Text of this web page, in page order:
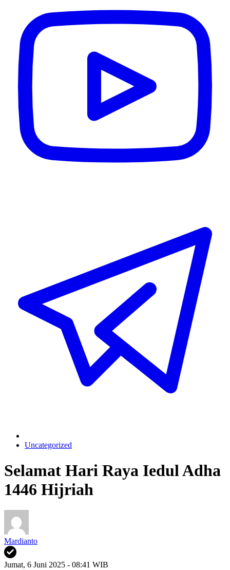
Uncategorized
Selamat Hari Raya Iedul Adha
1446 Hijriah
Mardianto
Jumat, 6 Juni 2025 - 08:41 WIB